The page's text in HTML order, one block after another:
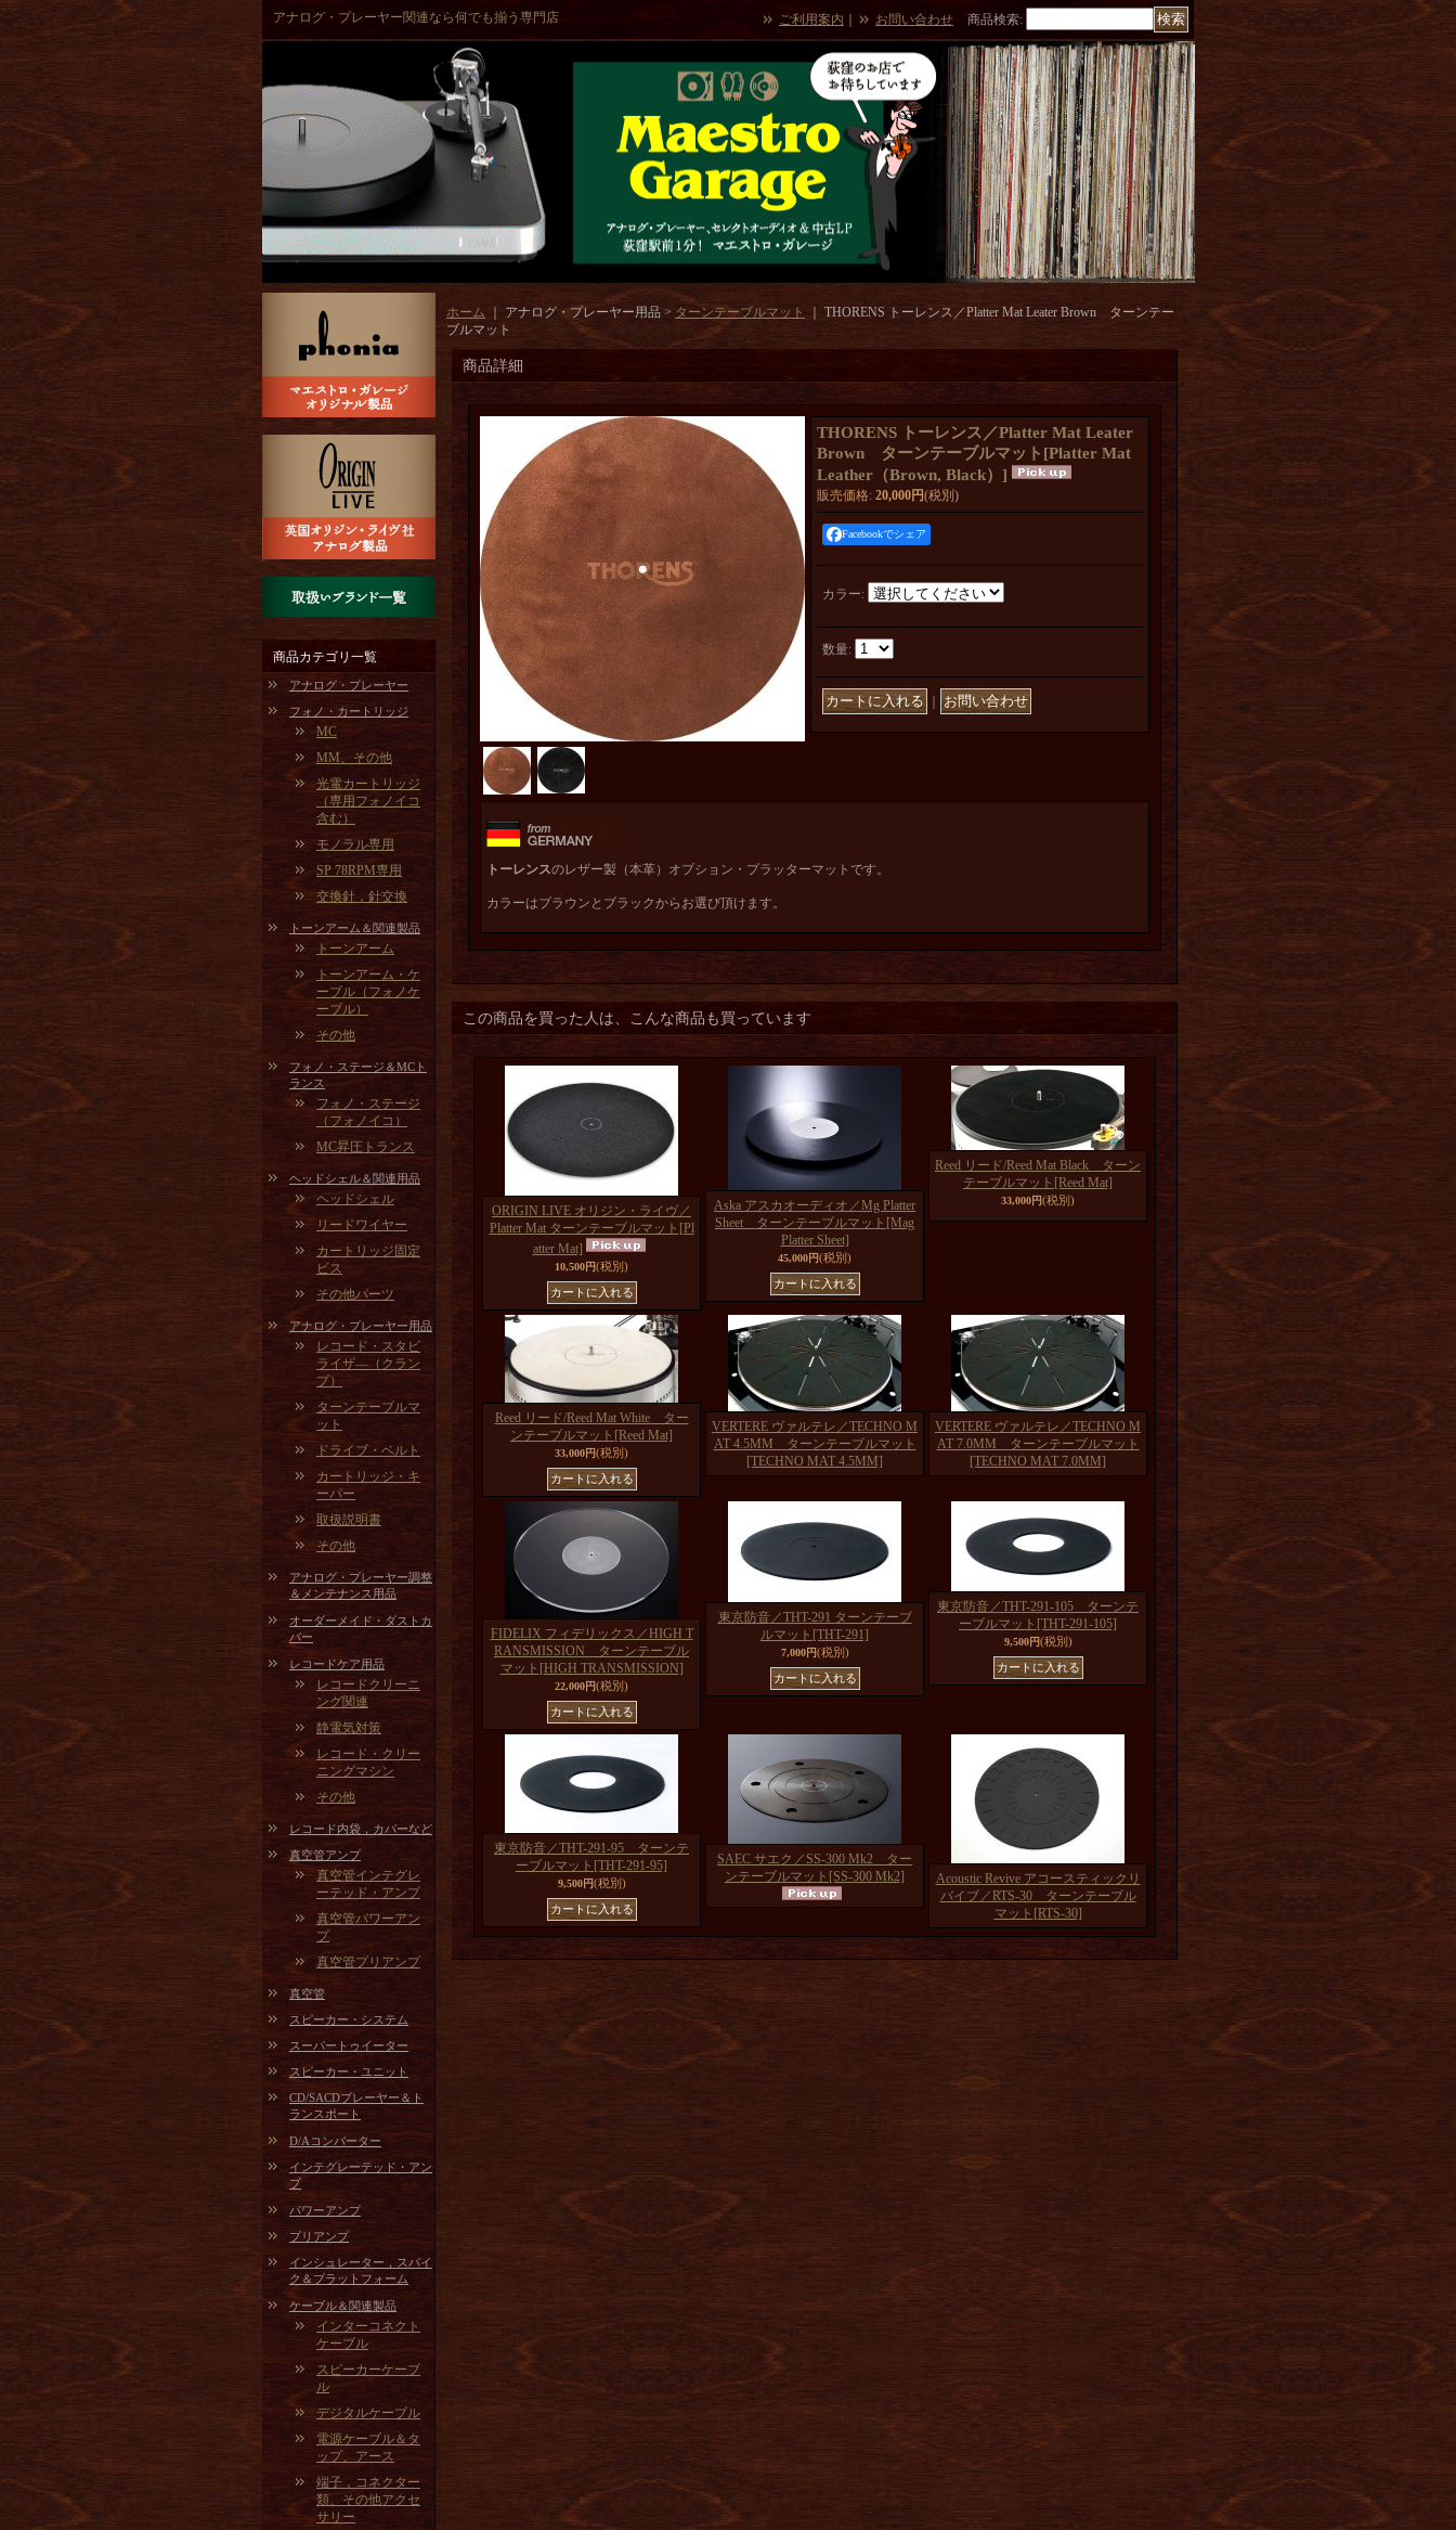
アナログ・プレーヤー関連なら何でも揃う専門店 ご利用案内 お問い合わせ 商品検索:
商品カテゴリ一覧
アナログ・プレーヤー
フォノ・カートリッジ
MC
MM、その他
光電カートリッジ
（専用フォノイコ
含む）
モノラル専用
SP 78RPM専用
交換針，針交換
トーンアーム＆関連製品
トーンアーム
トーンアーム・ケ
ーブル（フォノケ
ーブル）
その他
フォノ・ステージ＆MCト
ランス
フォノ・ステージ
（フォノイコ）
MC昇圧トランス
ヘッドシェル＆関連用品
ヘッドシェル
リードワイヤー
カートリッジ固定
ビス
その他パーツ
アナログ・プレーヤー用品
レコード・スタビ
ライザ―（クラン
プ）
ターンテーブルマ
ット
ドライブ・ベルト
カートリッジ・キ
ーパー
取扱説明書
その他
アナログ・プレーヤー調整
＆メンテナンス用品
オーダーメイド・ダストカ
バー
レコードケア用品
レコードクリーニ
ング関連
静電気対策
レコード・クリー
ニングマシン
その他
レコード内袋，カバーなど
真空管アンプ
真空管インテグレ
ーテッド・アンプ
真空管パワーアン
プ
真空管プリアンプ
真空管
スピーカー・システム
スーパートゥイーター
スピーカー・ユニット
CD/SACDプレーヤー＆ト
ランスポート
D/Aコンバーター
インテグレーテッド・アン
プ
パワーアンプ
プリアンプ
インシュレーター，スパイ
ク＆プラットフォーム
ケーブル＆関連製品
インターコネクト
ケーブル
スピーカーケーブ
ル
デジタルケーブル
電源ケーブル＆タ
ップ、アース
端子，コネクター
類、その他アクセ
サリー
ホーム ｜ アナログ・プレーヤー用品 > ターンテーブルマット
THORENS トーレンス／Platter Mat Leater Brown ターンテー
ブルマット
商品詳細
THORENS トーレンス／Platter Mat Leater
Brown ターンテーブルマット [Platter Mat
Leather（Brown, Black） ]
販売価格: 20,000円(税別)
Facebookでシェア
カラー:
数量:
トーレンスのレザー製（本革）オプション・プラッターマットです。
カラーはブラウンとブラックからお選び頂けます。
この商品を買った人は、こんな商品も買っています
ORIGIN LIVE オリジン・ライヴ／
Platter Mat ターンテーブルマット [Pl
atter Mat]
10,500円(税別)
Aska アスカオーディオ／Mg Platter
Sheet ターンテーブルマット [Mag
Platter Sheet]
45,000円(税別)
Reed リード/Reed Mat Black ターン
テーブルマット [Reed Mat]
33,000円(税別)
Reed リード/Reed Mat White ター
ンテーブルマット [Reed Mat]
33,000円(税別)
VERTERE ヴァルテレ／TECHNO M
AT 4.5MM ターンテーブルマット
[TECHNO MAT 4.5MM]
VERTERE ヴァルテレ／TECHNO M
AT 7.0MM ターンテーブルマット
[TECHNO MAT 7.0MM]
FIDELIX フィデリックス／HIGH T
RANSMISSION ターンテーブル
マット [HIGH TRANSMISSION]
22,000円(税別)
東京防音／THT-291 ターンテーブ
ルマット [THT-291]
7,000円(税別)
東京防音／THT-291-105 ターンテ
ーブルマット [THT-291-105]
9,500円(税別)
東京防音／THT-291-95 ターンテ
ーブルマット [THT-291-95]
9,500円(税別)
SAEC サエク／SS-300 Mk2 ター
ンテーブルマット [SS-300 Mk2]
Acoustic Revive アコースティックリ
バイブ／RTS-30 ターンテーブル
マット [RTS-30]